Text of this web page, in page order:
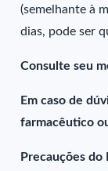
(semelhante à
dias, pode ser
Consulte seu
Em caso de
farmacêutico
Precauções do